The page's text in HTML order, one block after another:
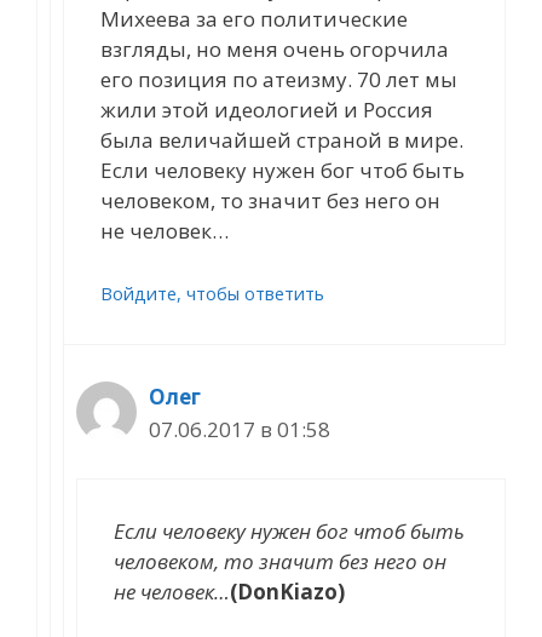
Михеева за его политические
взгляды, но меня очень огорчила
его позиция по атеизму. 70 лет мы
жили этой идеологией и Россия
была величайшей страной в мире.
Если человеку нужен бог чтоб быть
человеком, то значит без него он
не человек…
Войдите, чтобы ответить
Олег
07.06.2017 в 01:58
Если человеку нужен бог чтоб быть
человеком, то значит без него он
не человек…(DonKiazo)